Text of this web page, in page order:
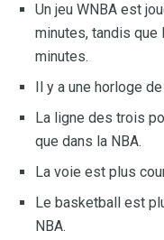
Un jeu WNBA est
minutes, tandis que
minutes.
Il y a une horloge
La ligne des trois
que dans la NBA.
La voie est plus
Le basketball est
NBA.